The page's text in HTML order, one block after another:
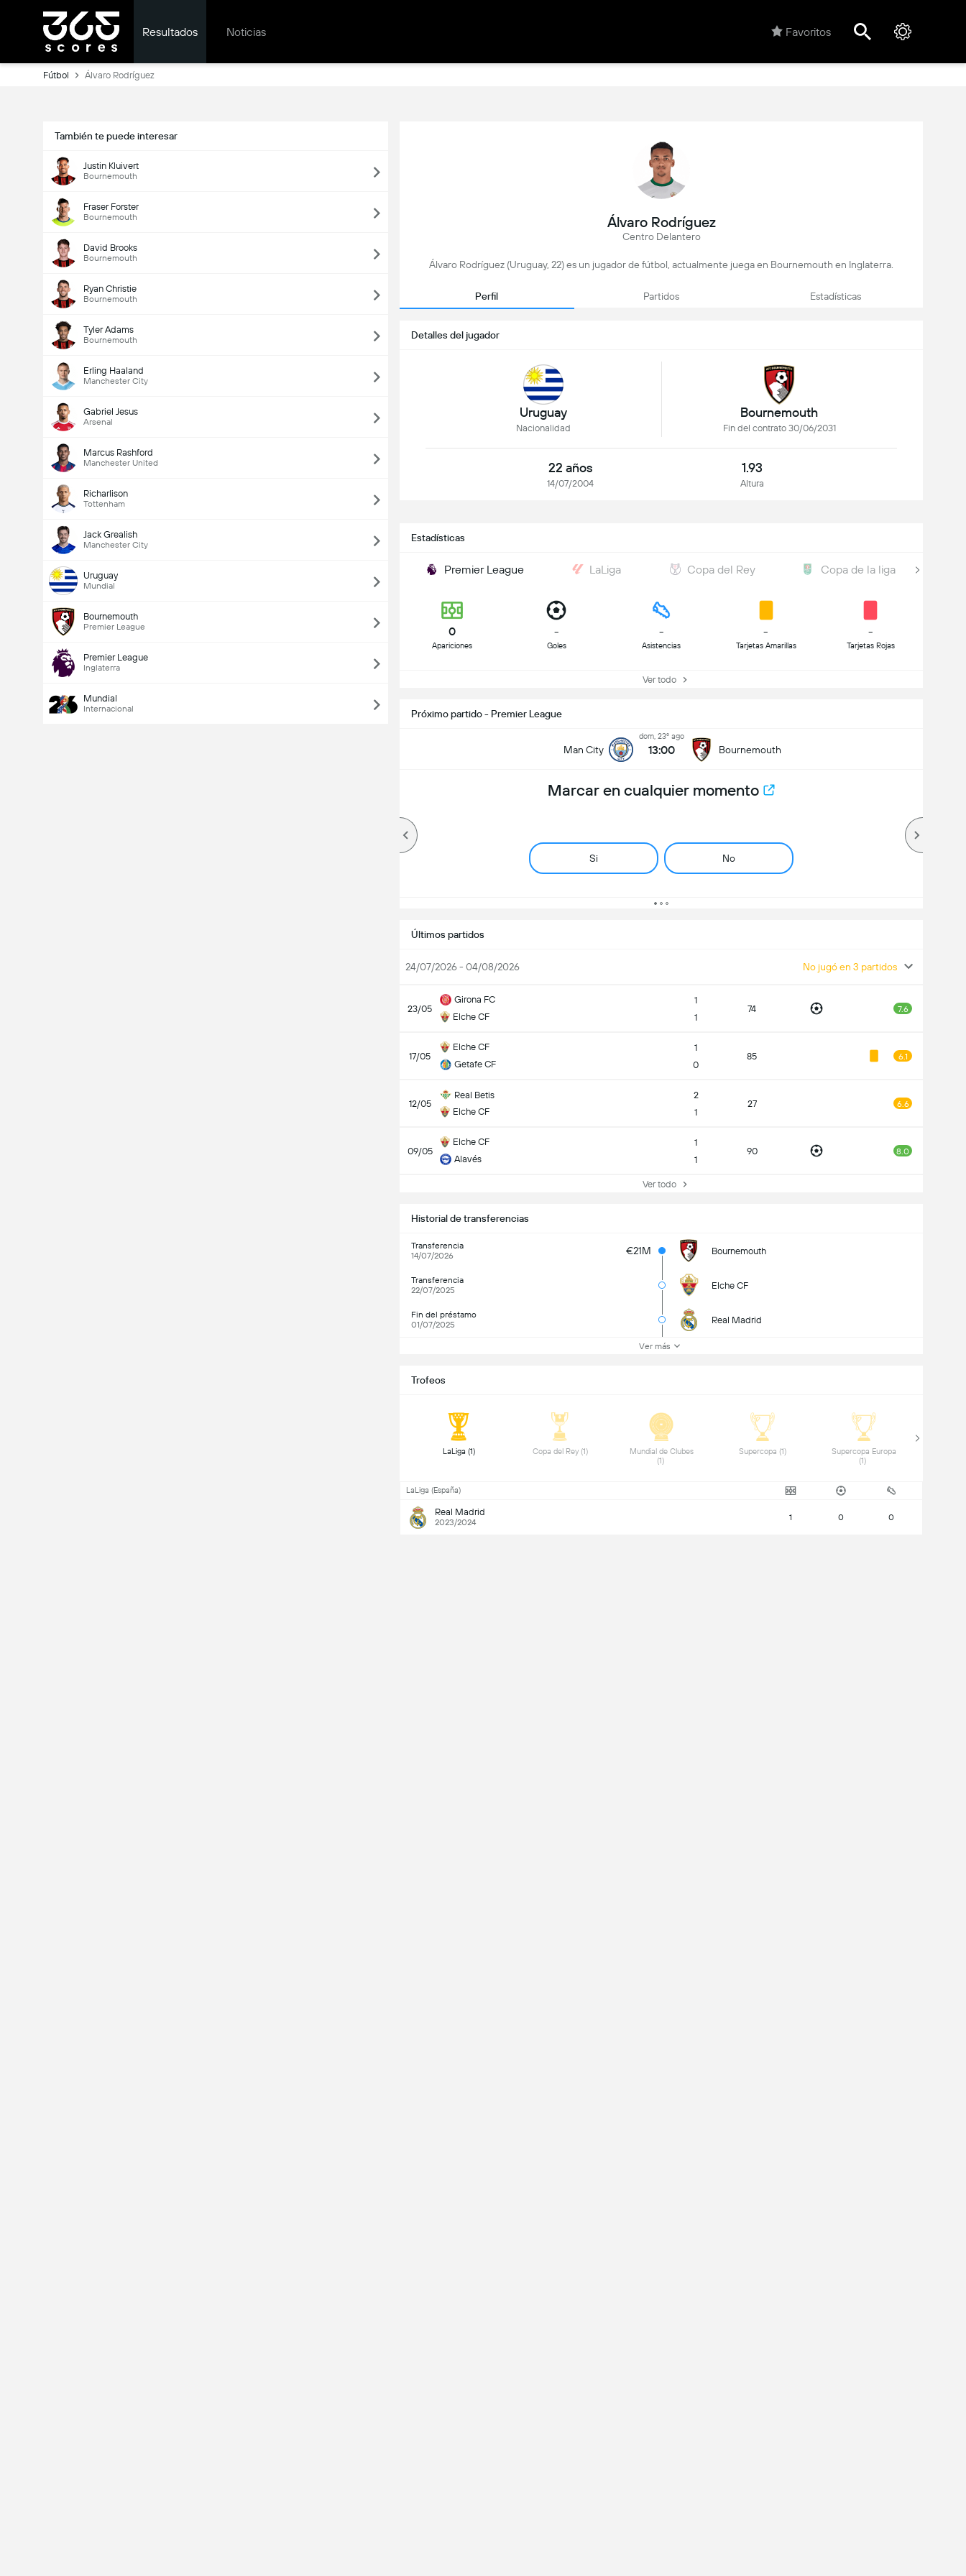
Resultados Noticias Favoritos
Fútbol Álvaro Rodríguez
También te puede interesar
Justin Kluivert
Bournemouth
Fraser Forster
Bournemouth
David Brooks
Bournemouth
Ryan Christie
Bournemouth
Tyler Adams
Bournemouth
Erling Haaland
Manchester City
Gabriel Jesus
Arsenal
Marcus Rashford
Manchester United
Richarlison
Tottenham
Jack Grealish
Manchester City
Uruguay
Mundial
Bournemouth
Premier League
Premier League
Inglaterra
Mundial
Internacional
Álvaro Rodríguez
Centro Delantero
Álvaro Rodríguez (Uruguay, 22) es un jugador de fútbol, actualmente juega en Bournemouth en Inglaterra.
Perfil Partidos Estadísticas
Detalles del jugador
Uruguay
Nacionalidad
Bournemouth
Fin del contrato 30/06/2031
22 años
14/07/2004
1.93
Altura
Estadísticas
Premier League LaLiga Copa del Rey Copa de la liga
0
Apariciones
-
Goles
-
Asistencias
-
Tarjetas Amarillas
-
Tarjetas Rojas
Ver todo
Próximo partido - Premier League
Man City
dom, 23º ago
13:00 Bournemouth
Marcar en cualquier momento
Si No
Últimos partidos
24/07/2026 - 04/08/2026 No jugó en 3 partidos
23/05
Girona FC
Elche CF
1
1
74 7.6
17/05
Elche CF
Getafe CF
1
0
85 6.1
12/05
Real Betis
Elche CF
2
1
27 6.6
09/05
Elche CF
Alavés
1
1
90 8.0
Ver todo
Historial de transferencias
Transferencia
14/07/2026
€21M Bournemouth
Transferencia
22/07/2025
Elche CF
Fin del préstamo
01/07/2025
Real Madrid
Ver más
Trofeos
LaLiga (1) Copa del Rey (1)
Mundial de Clubes
(1)
Supercopa (1)
Supercopa Europa
LaLiga (España)
Real Madrid
2023/2024 1 0 0